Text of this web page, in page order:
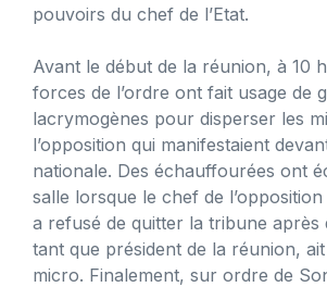
pouvoirs du chef de l’Etat.
Avant le début de la réunion, à 10
forces de l’ordre ont fait usage de
lacrymogènes pour disperser les
l’opposition qui manifestaient
nationale. Des échauffourées ont
salle lorsque le chef de
a refusé de quitter la tribune après
tant que président de la réunion,
micro. Finalement, sur ordre de